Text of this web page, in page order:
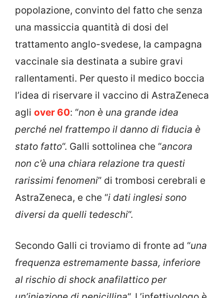
popolazione, convinto del fatto che senza
una massiccia quantità di dosi del
trattamento anglo-svedese, la campagna
vaccinale sia destinata a subire gravi
rallentamenti. Per questo il medico boccia
l’idea di riservare il vaccino di AstraZeneca
agli over 60: “non è una grande idea
perché nel frattempo il danno di fiducia è
stato fatto“. Galli sottolinea che “ancora
non c’è una chiara relazione tra questi
rarissimi fenomeni” di trombosi cerebrali e
AstraZeneca, e che “i dati inglesi sono
diversi da quelli tedeschi“.
Secondo Galli ci troviamo di fronte ad “una
frequenza estremamente bassa, inferiore
al rischio di shock anafilattico per